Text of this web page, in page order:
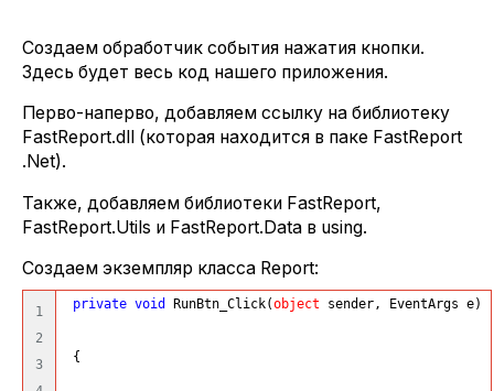
Создаем обработчик события нажатия кнопки.
Здесь будет весь код нашего приложения.
Перво-наперво, добавляем ссылку на библиотеку
FastReport.dll (которая находится в паке FastReport
.Net).
Также, добавляем библиотеки FastReport,
FastReport.Utils и FastReport.Data в using.
Создаем экземпляр класса Report:
1
2
3
private void RunBtn_Click(object sender, EventArgs e)
{